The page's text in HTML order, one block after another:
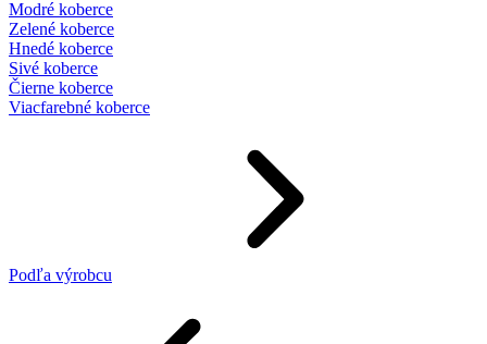
Modré koberce
Zelené koberce
Hnedé koberce
Sivé koberce
Čierne koberce
Viacfarebné koberce
Podľa výrobcu